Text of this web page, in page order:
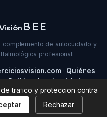
de autocuidado y
profesional.
· Quiénes
Política de privacidad
tráfico y protección contra
Rechazar